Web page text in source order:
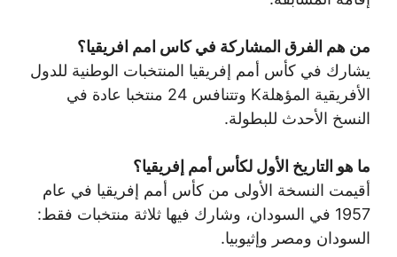
من هم الفرق المشاركة في كاس امم افريقيا؟
يشارك في كأس أمم إفريقيا المنتخبات الوطنية للدول
الأفريقية المؤهلةK وتتنافس 24 منتخبا عادة في
النسخ الأحدث للبطولة.
ما هو التاريخ الأول لكأس أمم إفريقيا؟
أقيمت النسخة الأولى من كأس أمم إفريقيا في عام
1957 في السودان، وشارك فيها ثلاثة منتخبات فقط:
السودان ومصر وإثيوبيا.